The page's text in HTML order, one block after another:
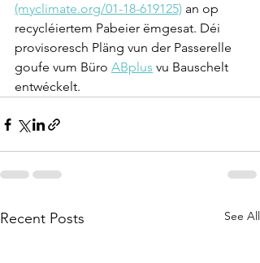
(myclimate.org/01-18-619125) an op
recycléiertem Pabeier ëmgesat. Déi
provisoresch Pläng vun der Passerelle
goufe vum Büro ABplus vu Bauschelt
entwéckelt.
Recent Posts See All